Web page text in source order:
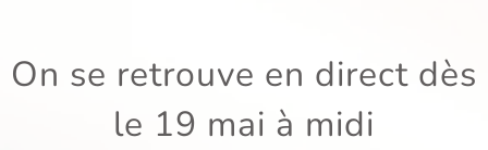
On se retrouve en direct dès
le 19 mai à midi